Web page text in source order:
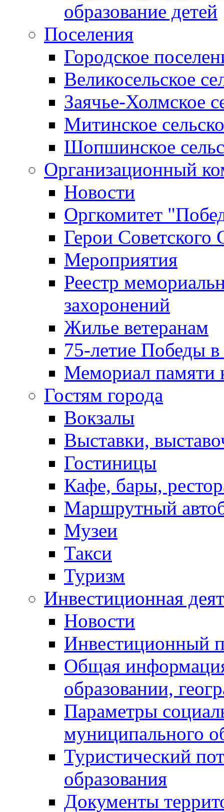
образование детей
Поселения
Городское
Великосельское
Заячье-Холмское
Митинское
Шопшинское
Организационный
Новости
Оргкомитет
Герои Советского
Мероприятия
Реестр
захоронений
Жилье ветеранам
75-летие Победы
Мемориал памяти
Гостям города
Вокзалы
Выставки,
Гостиницы
Кафе, бары,
Маршрутный
Музеи
Такси
Туризм
Инвестиционная
Новости
Инвестиционный
Общая
образовании,
Параметры
муниципального
Туристический
образования
Документы